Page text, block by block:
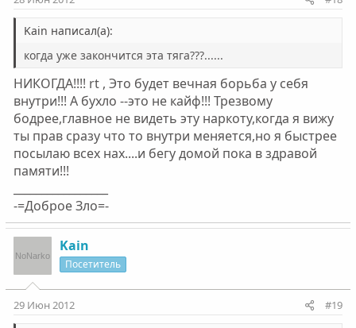
Kain написал(а):
когда уже закончится эта тяга???......
НИКОГДА!!!! rt , Это будет вечная борьба у себя
внутри!!! А бухло --это не кайф!!! Трезвому
бодрее,главное не видеть эту наркоту,когда я вижу
ты прав сразу что то внутри меняется,но я быстрее
посылаю всех нах....и бегу домой пока в здравой
памяти!!!
-=Доброе Зло=-
Kain
Посетитель
29 Июн 2012 #19